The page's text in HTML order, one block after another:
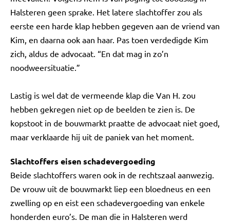
Halsteren geen sprake. Het latere slachtoffer zou als
eerste een harde klap hebben gegeven aan de vriend van
Kim, en daarna ook aan haar. Pas toen verdedigde Kim
zich, aldus de advocaat. “En dat mag in zo’n
noodweersituatie.”
Lastig is wel dat de vermeende klap die Van H. zou
hebben gekregen niet op de beelden te zien is. De
kopstoot in de bouwmarkt praatte de advocaat niet goed,
maar verklaarde hij uit de paniek van het moment.
Slachtoffers eisen schadevergoeding
Beide slachtoffers waren ook in de rechtszaal aanwezig.
De vrouw uit de bouwmarkt liep een bloedneus en een
zwelling op en eist een schadevergoeding van enkele
honderden euro’s. De man die in Halsteren werd